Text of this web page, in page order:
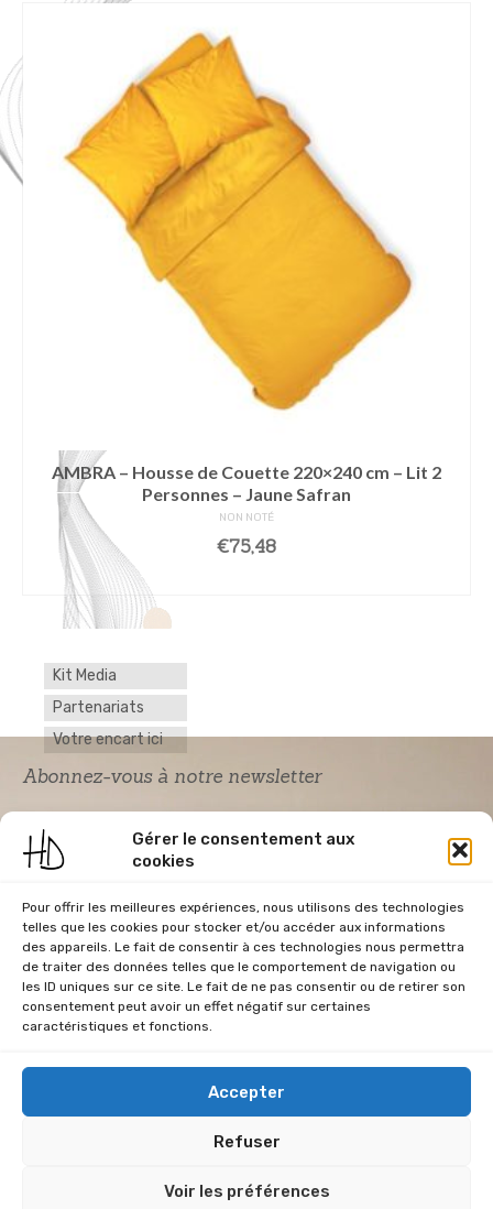
Gérer le consentement aux
cookies
Pour offrir les meilleures expériences, nous utilisons des technologies
telles que les cookies pour stocker et/ou accéder aux informations
des appareils. Le fait de consentir à ces technologies nous permettra
de traiter des données telles que le comportement de navigation ou
les ID uniques sur ce site. Le fait de ne pas consentir ou de retirer son
consentement peut avoir un effet négatif sur certaines
caractéristiques et fonctions.
Accepter
Refuser
Voir les préférences
AMBRA – Housse de Couette 220×240 cm – Lit 2
Personnes – Jaune Safran
NON NOTÉ
€75,48
Kit Media
Partenariats
Votre encart ici
Abonnez-vous à notre newsletter
Acceptation RGPD
*
J'accepte la politique de confidentialité du
site Home & Déco
Plan du site RGPD Politique de cookies (UE)